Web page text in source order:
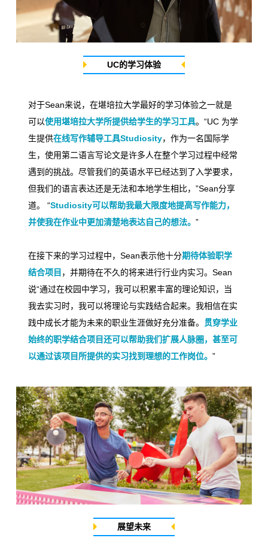
UC的学习体验
对于Sean来说，在堪培拉大学最好的学习体验之一就是
可以使用堪培拉大学所提供给学生的学习工具。 “UC 为学
生提供在线写作辅导工具Studiosity，作为一名国际学
生，使用第二语言写论文是许多人在整个学习过程中经常
遇到的挑战。尽管我们的英语水平已经达到了入学要求，
但我们的语言表达还是无法和本地学生相比， ”Sean分享
道。
“Studiosity可以帮助我最大限度地提高写作能力，
并使我在作业中更加清楚地表达自己的想法。 ”
在接下来的学习过程中， Sean表示他十分期待体验职学
结合项目 ，并期待在不久的将来进行行业内实习。 Sean
说“通过在校园中学习，我可以积累丰富的理论知识，当
我去实习时，我可以将理论与实践结合起来。我相信在实
践中成长才能为未来的职业生涯做好充分准备。 贯穿学业
始终的职学结合项目还可以帮助我们扩展人脉圈，甚至可
以通过该项目所提供的实习找到理想的工作岗位。 ”
展望未来